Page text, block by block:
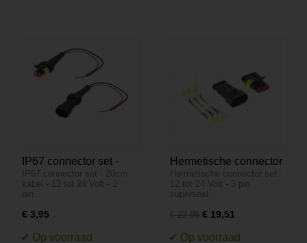
IP67 connector set -
20cm kabel - 12 tot 24
Volt - 2 pin superseal
IP67 connector set - 20cm
kabel - 12 tot 24 Volt - 2
pin…
€ 3,95
Hermetische connector
set - 12 tot 24 Volt - 3
pin superseal - IP67 -
10 stuks
Hermetische connector set -
12 tot 24 Volt - 3 pin
superseal…
€ 22,95 € 19,51